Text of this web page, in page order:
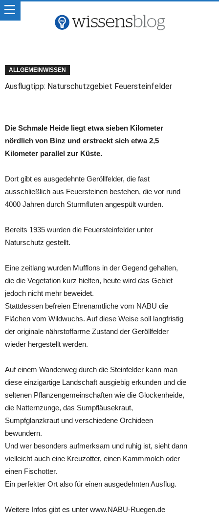
ALLGEMEINWISSEN
Ausflugtipp: Naturschutzgebiet Feuersteinfelder
Die Schmale Heide liegt etwa sieben Kilometer
nördlich von Binz und erstreckt sich etwa 2,5
Kilometer parallel zur Küste.
Dort gibt es ausgedehnte Geröllfelder, die fast
ausschließlich aus Feuersteinen bestehen, die vor rund
4000 Jahren durch Sturmfluten angespült wurden.
Bereits 1935 wurden die Feuersteinfelder unter
Naturschutz gestellt.
Eine zeitlang wurden Mufflons in der Gegend gehalten,
die die Vegetation kurz hielten, heute wird das Gebiet
jedoch nicht mehr beweidet.
Stattdessen befreien Ehrenamtliche vom NABU die
Flächen vom Wildwuchs. Auf diese Weise soll langfristig
der originale nährstoffarme Zustand der Geröllfelder
wieder hergestellt werden.
Auf einem Wanderweg durch die Steinfelder kann man
diese einzigartige Landschaft ausgiebig erkunden und die
seltenen Pflanzengemeinschaften wie die Glockenheide,
die Natternzunge, das Sumpfläusekraut,
Sumpfglanzkraut und verschiedene Orchideen
bewundern.
Und wer besonders aufmerksam und ruhig ist, sieht dann
vielleicht auch eine Kreuzotter, einen Kammmolch oder
einen Fischotter.
Ein perfekter Ort also für einen ausgedehnten Ausflug.
Weitere Infos gibt es unter www.NABU-Ruegen.de